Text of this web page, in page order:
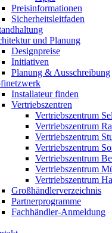
Preisinformationen
Sicherheitsleitfaden
und Planung
Designpreise
Initiativen
Planung & Ausschreibung
Installateur finden
Vertriebszentren
Vertriebszentrum
Vertriebszentrum
Vertriebszentrum
Vertriebszentrum
Vertriebszentrum
Vertriebszentrum
Vertriebszentrum
Großhändlerverzeichnis
Partnerprogramme
Fachhändler-Anmeldung